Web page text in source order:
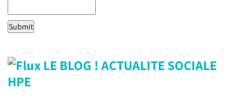
LE BLOG ! ACTUALITE SOCIALE
HPE